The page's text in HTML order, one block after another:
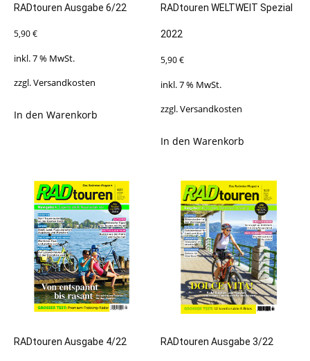
RADtouren Ausgabe 6/22
5,90€
inkl. 7 % MwSt.
zzgl.Versandkosten
In den Warenkorb
RADtouren WELTWEIT Spezial
2022
5,90€
inkl. 7 % MwSt.
zzgl.Versandkosten
In den Warenkorb
RADtouren Ausgabe 4/22 RADtouren Ausgabe 3/22